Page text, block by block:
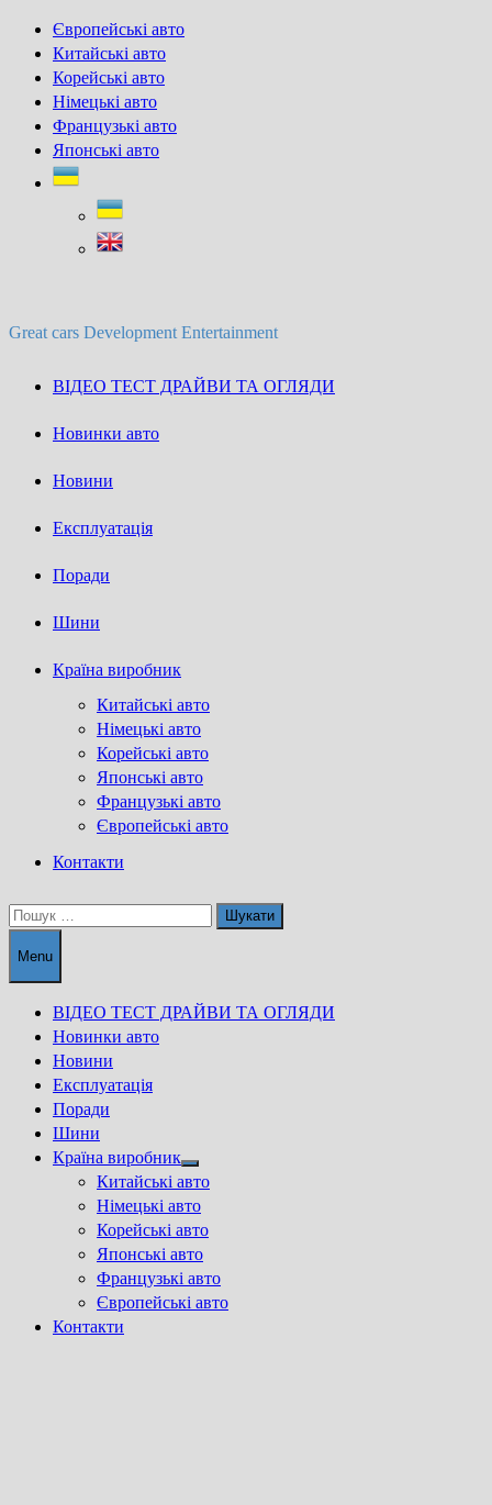
Skip
content
Європейські авто
Китайські авто
Корейські авто
Німецькі авто
Французькі авто
Японські авто
Great cars Development Entertainment
ВІДЕО ТЕСТ ДРАЙВИ ТА ОГЛЯДИ
Новинки авто
Новини
Експлуатація
Поради
Шини
Країна виробник
Китайські авто
Німецькі авто
Корейські авто
Японські авто
Французькі авто
Європейські авто
Контакти
Пошук:
Menu
ВІДЕО ТЕСТ ДРАЙВИ ТА ОГЛЯДИ
Новинки авто
Новини
Експлуатація
Поради
Шини
Країна виробник
Show
sub
menu
Китайські авто
Німецькі авто
Корейські авто
Японські авто
Французькі авто
Європейські авто
Контакти